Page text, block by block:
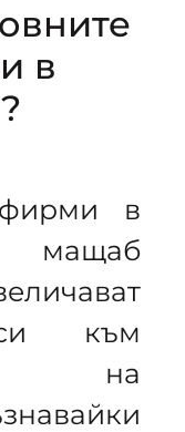
в
в
си към
на